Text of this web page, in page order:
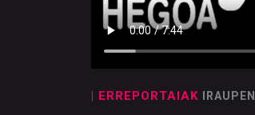
| ERREPORTAIAK